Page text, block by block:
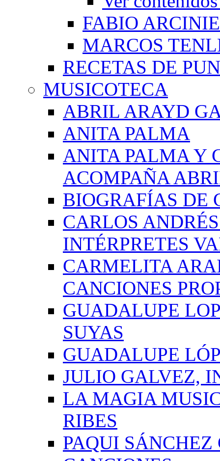
FABIO
MARCOS
RECETAS DE
MUSICOTECA
ABRIL ARAYD
ANITA PALMA
ANITA PALMA Y
ACOMPAÑA
BIOGRAFÍAS DE
CARLOS
INTÉRPRETES
CARMELITA
CANCIONES
GUADALUPE
SUYAS
GUADALUPE
JULIO GALVEZ,
LA MAGIA
RIBES
PAQUI